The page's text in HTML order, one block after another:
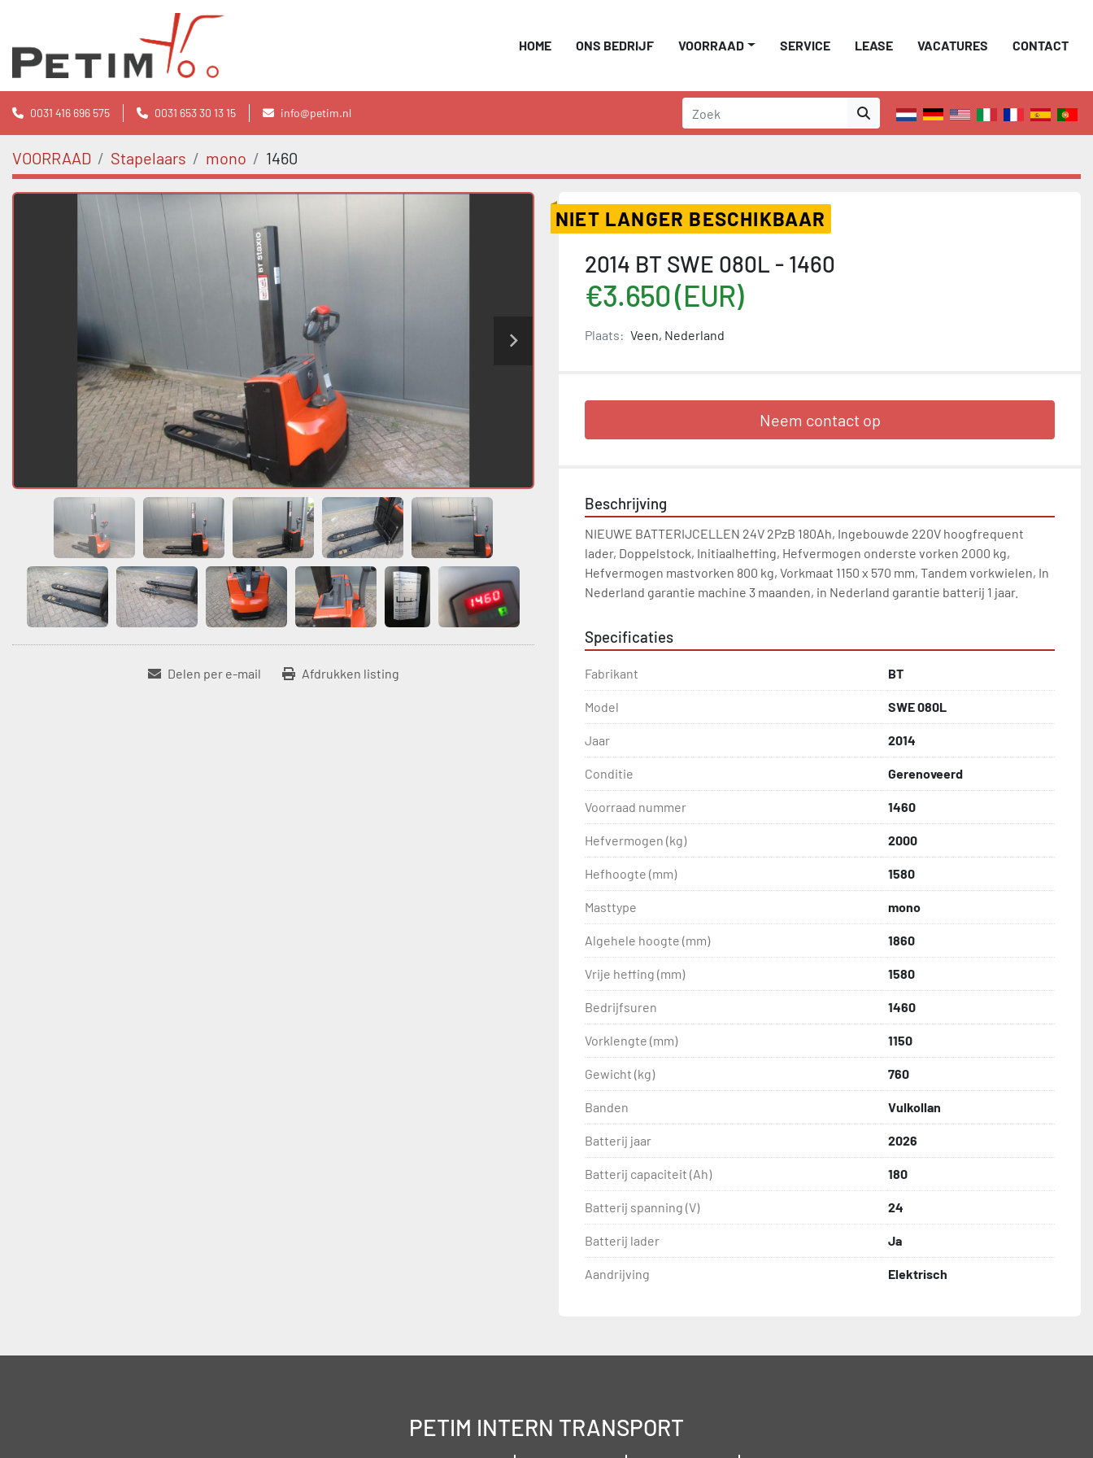
HOME ONS BEDRIJF VOORRAAD SERVICE LEASE VACATURES CONTACT
0031 416 696 575 0031 653 30 13 15 info@petim.nl
VOORRAAD Stapelaars mono 1460
Delen per e-mail Afdrukken listing
NIET LANGER BESCHIKBAAR
2014 BT SWE 080L - 1460
€3.650 (EUR)
Plaats: Veen, Nederland
Neem contact op
Beschrijving
NIEUWE BATTERIJCELLEN 24V 2PzB 180Ah, Ingebouwde 220V hoogfrequent
lader, Doppelstock, Initiaalheffing, Hefvermogen onderste vorken 2000 kg,
Hefvermogen mastvorken 800 kg, Vorkmaat 1150 x 570 mm, Tandem vorkwielen, In
Nederland garantie machine 3 maanden, in Nederland garantie batterij 1 jaar.
Specificaties
Fabrikant BT
Model SWE 080L
Jaar 2014
Conditie Gerenoveerd
Voorraad nummer 1460
Hefvermogen (kg) 2000
Hefhoogte (mm) 1580
Masttype mono
Algehele hoogte (mm) 1860
Vrije heffing (mm) 1580
Bedrijfsuren 1460
Vorklengte (mm) 1150
Gewicht (kg) 760
Banden Vulkollan
Batterij jaar 2026
Batterij capaciteit (Ah) 180
Batterij spanning (V) 24
Batterij lader Ja
Aandrijving Elektrisch
PETIM INTERN TRANSPORT